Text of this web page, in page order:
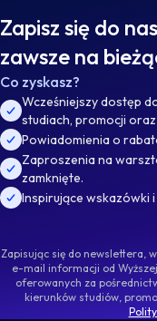
Zapisz się do
zawsze na
Co zyskasz?
Wcześniejszy dostęp
studiach, promocji
Powiadomienia o
Zaproszenia na
zamknięte.
Inspirujące wskazówki
Zapisując się do newslettera,
e-mail informacji od
oferowanych za
kierunków studiów,